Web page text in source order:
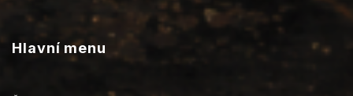
Hlavní menu